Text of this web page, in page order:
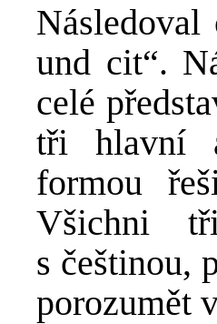
Následoval
und cit“.
celé
tři hlavní
formou
Všichni
s češtinou,
porozumět